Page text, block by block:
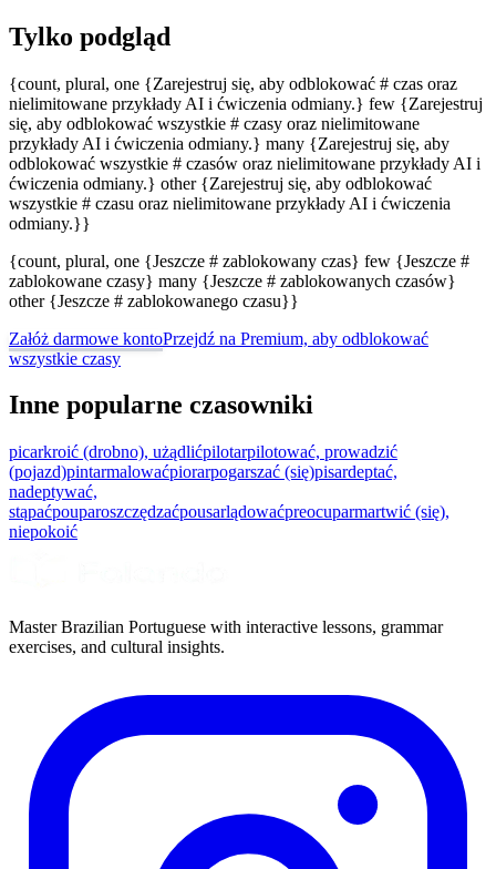
Tylko podgląd
{count, plural, one {Zarejestruj się, aby odblokować # czas oraz
nielimitowane przykłady AI i ćwiczenia odmiany.} few {Zarejestruj
się, aby odblokować wszystkie # czasy oraz nielimitowane
przykłady AI i ćwiczenia odmiany.} many {Zarejestruj się, aby
odblokować wszystkie # czasów oraz nielimitowane przykłady AI i
ćwiczenia odmiany.} other {Zarejestruj się, aby odblokować
wszystkie # czasu oraz nielimitowane przykłady AI i ćwiczenia
odmiany.}}
{count, plural, one {Jeszcze # zablokowany czas} few {Jeszcze #
zablokowane czasy} many {Jeszcze # zablokowanych czasów}
other {Jeszcze # zablokowanego czasu}}
Załóż darmowe kontoPrzejdź na Premium, aby odblokować
wszystkie czasy
Inne popularne czasowniki
picarkroić (drobno), użądlićpilotarpilotować, prowadzić
(pojazd)pintarmalowaćpiorarpogarszać (się)pisardeptać,
nadeptywać,
stąpaćpouparoszczędzaćpousarlądowaćpreocuparmartwić (się),
niepokoić
Master Brazilian Portuguese with interactive lessons, grammar
exercises, and cultural insights.